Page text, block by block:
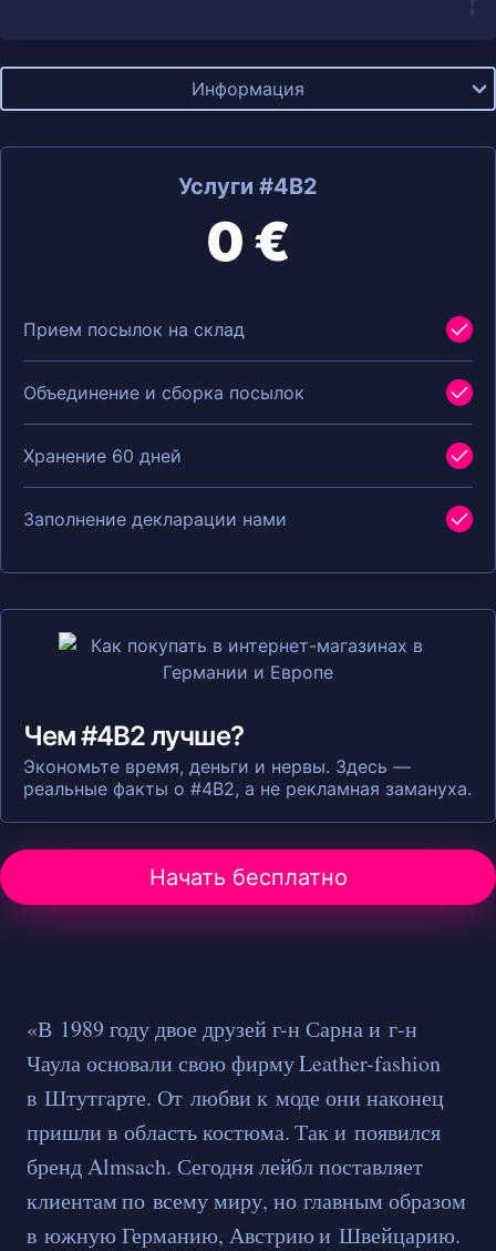
Информация
Услуги #4B2
0 €
Прием посылок на склад
Объединение и сборка посылок
Хранение 60 дней
Заполнение декларации нами
Чем #4B2 лучше?
Экономьте время, деньги и нервы. Здесь —
реальные факты о #4B2, а не рекламная замануха.
Начать бесплатно
«В 1989 году двое друзей г-н Сарна и г-н
Чаула основали свою фирму Leather-fashion
в Штутгарте. От любви к моде они наконец
пришли в область костюма. Так и появился
бренд Almsach. Сегодня лейбл поставляет
клиентам по всему миру, но главным образом
в южную Германию, Австрию и Швейцарию.